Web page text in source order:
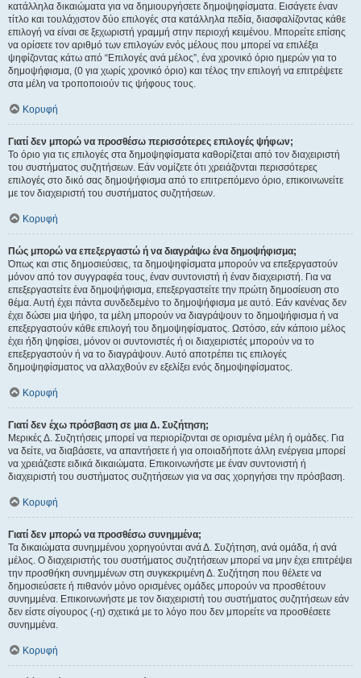
κατάλληλα δικαιώματα για να δημιουργήσετε δημοψηφίσματα. Εισάγετε έναν
τίτλο και τουλάχιστον δύο επιλογές στα κατάλληλα πεδία, διασφαλίζοντας κάθε
επιλογή να είναι σε ξεχωριστή γραμμή στην περιοχή κειμένου. Μπορείτε επίσης
να ορίσετε τον αριθμό των επιλογών ενός μέλους που μπορεί να επιλέξει
ψηφίζοντας κάτω από “Επιλογές ανά μέλος”, ένα χρονικό όριο ημερών για το
δημοψήφισμα, (0 για χωρίς χρονικό όριο) και τέλος την επιλογή να επιτρέψετε
στα μέλη να τροποποιούν τις ψήφους τους.
Κορυφή
Γιατί δεν μπορώ να προσθέσω περισσότερες επιλογές ψήφων;
Το όριο για τις επιλογές στα δημοψηφίσματα καθορίζεται από τον διαχειριστή
του συστήματος συζητήσεων. Εάν νομίζετε ότι χρειάζονται περισσότερες
επιλογές στο δικό σας δημοψήφισμα από το επιτρεπόμενο όριο, επικοινωνείτε
με τον διαχειριστή του συστήματος συζητήσεων.
Κορυφή
Πώς μπορώ να επεξεργαστώ ή να διαγράψω ένα δημοψήφισμα;
Όπως και στις δημοσιεύσεις, τα δημοψηφίσματα μπορούν να επεξεργαστούν
μόνον από τον συγγραφέα τους, έναν συντονιστή ή έναν διαχειριστή. Για να
επεξεργαστείτε ένα δημοψήφισμα, επεξεργαστείτε την πρώτη δημοσίευση στο
θέμα. Αυτή έχει πάντα συνδεδεμένο το δημοψήφισμα με αυτό. Εάν κανένας δεν
έχει δώσει μια ψήφο, τα μέλη μπορούν να διαγράψουν το δημοψήφισμα ή να
επεξεργαστούν κάθε επιλογή του δημοψηφίσματος. Ωστόσο, εάν κάποιο μέλος
έχει ήδη ψηφίσει, μόνον οι συντονιστές ή οι διαχειριστές μπορούν να το
επεξεργαστούν ή να το διαγράψουν. Αυτό αποτρέπει τις επιλογές
δημοψηφίσματος να αλλαχθούν εν εξελίξει ενός δημοψηφίσματος.
Κορυφή
Γιατί δεν έχω πρόσβαση σε μια Δ. Συζήτηση;
Μερικές Δ. Συζητήσεις μπορεί να περιορίζονται σε ορισμένα μέλη ή ομάδες. Για
να δείτε, να διαβάσετε, να απαντήσετε ή για οποιαδήποτε άλλη ενέργεια μπορεί
να χρειάζεστε ειδικά δικαιώματα. Επικοινωνήστε με έναν συντονιστή ή
διαχειριστή του συστήματος συζητήσεων για να σας χορηγήσει την πρόσβαση.
Κορυφή
Γιατί δεν μπορώ να προσθέσω συνημμένα;
Τα δικαιώματα συνημμένου χορηγούνται ανά Δ. Συζήτηση, ανά ομάδα, ή ανά
μέλος. Ο διαχειριστής του συστήματος συζητήσεων μπορεί να μην έχει επιτρέψει
την προσθήκη συνημμένων στη συγκεκριμένη Δ. Συζήτηση που θέλετε να
δημοσιεύσετε ή πιθανόν μόνο ορισμένες ομάδες μπορούν να προσθέτουν
συνημμένα. Επικοινωνήστε με τον διαχειριστή του συστήματος συζητήσεων εάν
δεν είστε σίγουρος (-η) σχετικά με το λόγο που δεν μπορείτε να προσθέσετε
συνημμένα.
Κορυφή